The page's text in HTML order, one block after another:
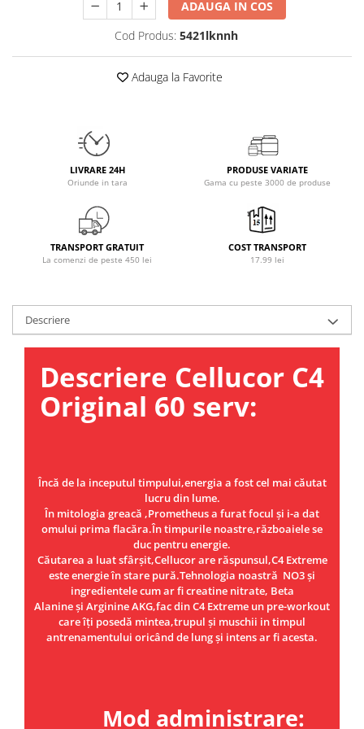
PeScience
Puritan`s Pride
Rich Piana 5% Nutrition
Scitec
Skill Nutrition
Smart Shake
Swanson
Under Armour
Universal
Vitargo
ADAUGA IN COS
Cod Produs: 5421lknnh
Adauga la Favorite
LIVRARE 24H
Oriunde in tara
PRODUSE VARIATE
Gama cu peste 3000 de produse
TRANSPORT GRATUIT
La comenzi de peste 450 lei
COST TRANSPORT
17.99 lei
Descriere
Descriere Cellucor C4
Original 60 serv:
Încă de la inceputul timpului,energia a fost cel mai căutat
lucru din lume.
În mitologia greacă ,Prometheus a furat focul și i-a dat
omului prima flacăra.În timpurile noastre,războaiele se
duc pentru energie.
Căutarea a luat sfârșit,Cellucor are răspunsul,C4 Extreme
este energie în stare pură.Tehnologia noastră NO3 și
ingredientele cum ar fi creatine nitrate, Beta
Alanine și Arginine AKG,fac din C4 Extreme un pre-workout
care îți posedă mintea,trupul și muschii in timpul
antrenamentului oricând de lung și intens ar fi acesta.
Mod administrare: